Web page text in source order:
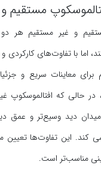
مستقیم
و غیر مستقیم هر
اما با تفاوت‌های کارکردی
برای معاینات سریع و
حالی که افتالموسکوپ
دید وسیع‌تر و عمق
این تفاوت‌ها تعیین
مناسب‌تر است.